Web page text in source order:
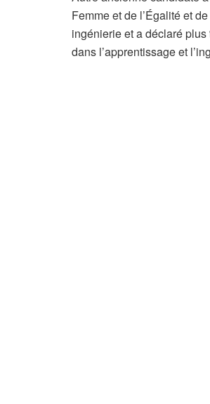
Femme et de l’Égalité et
ingénierie et a déclaré
dans l’apprentissage et